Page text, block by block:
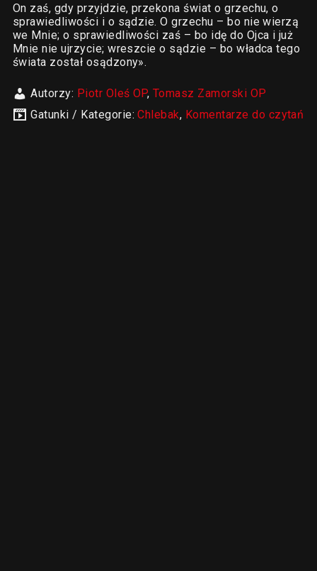
On zaś, gdy przyjdzie, przekona świat o grzechu, o
sprawiedliwości i o sądzie. O grzechu – bo nie wierzą
we Mnie; o sprawiedliwości zaś – bo idę do Ojca i już
Mnie nie ujrzycie; wreszcie o sądzie – bo władca tego
świata został osądzony».
Autorzy: Piotr Oleś OP, Tomasz Zamorski OP
Gatunki / Kategorie:Chlebak, Komentarze do czytań